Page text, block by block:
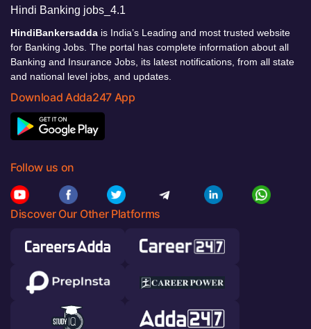
HindiBankersadda is India’s Leading and most trusted website
for Banking Jobs. The portal has complete information about all
Banking and Insurance Jobs, its latest notifications, from all state
and national level jobs, and updates.
Download Adda247 App
Follow us on
Discover Our Other Platforms